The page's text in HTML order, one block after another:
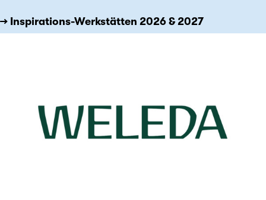
→ Inspirations-Werkstätten 2026 & 2027